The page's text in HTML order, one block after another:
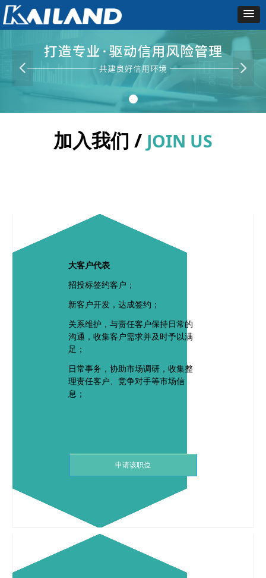
넳 넲
大客户代表
招投标签约客户；
新客户开发，达成签约；
关系维护，与责任客户保持日常的
沟通，收集客户需求并及时予以满
足；
日常事务，协助市场调研，收集整
理责任客户、竞争对手等市场信
息；
申请该职位
加入我们 / JOIN US